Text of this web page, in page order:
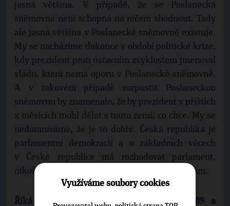
jasná většina. V případě, že se Poslanecká
sněmovna není schopná na ničem shodnout. Tady
ale jasná většina v Poslanecké sněmovně existuje.
My se nacházíme dokonce v období politické krize,
kdy prezident proti ústavním zvyklostem jmenoval
vládu, která nemá oporu v Poslanecké sněmovně.
A v takovém případě rozpustit Poslaneckou
sněmovnu by znamenalo, že by prezident v příštích
x měsících mohl dělat s touto zemí, co chce. My se
nedomníváme, že je to dobře. Česká republika je
parlamentní demokracií a o základních věcech
v České republice má rozhodovat parlament,
nikoliv prezidentský či poloprezidentský systém.
Říká předseda poslaneckého klubu TOP 09 a
Využíváme soubory cookies